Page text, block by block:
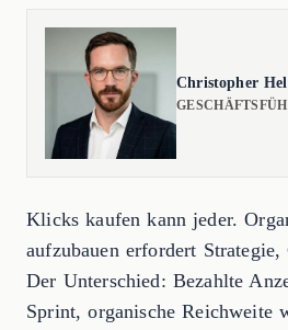
Christopher
Klicks kaufen kann jeder.
aufzubauen erfordert
Der Unterschied: Bezahlte
Sprint, organische Reichweite